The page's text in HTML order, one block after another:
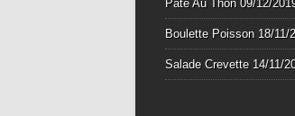
Pâté Au Thon 09/12/
Boulette Poisson 18/11/
Salade Crevette 14/11/